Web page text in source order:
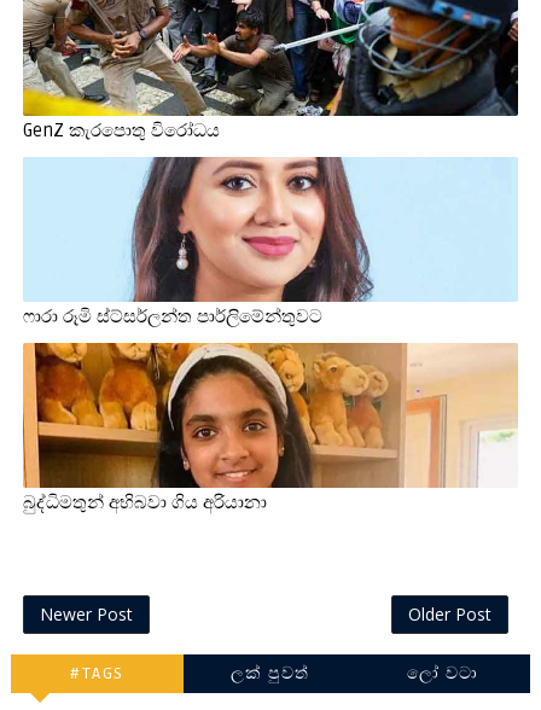
GenZ කැරපොතු විරෝධය
ෆාරා රූමි ස්ට්සර්ලන්ත පාර්ලිමේන්තුවට
බුද්ධිමතුන් අභිබවා ගිය අරියානා
Newer Post Older Post
#TAGS ලක් පුවත් ලෝ වටා